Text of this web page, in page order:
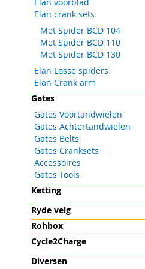
Elan crank sets
Met Spider BCD 104
Met Spider BCD 110
Met Spider BCD 130
Elan Losse spiders
Elan Crank arm
Gates
Gates Voortandwielen
Gates Achtertandwielen
Gates Belts
Gates Cranksets
Accessoires
Gates Tools
Ketting
Ryde velg
Rohbox
Cycle2Charge
Diversen